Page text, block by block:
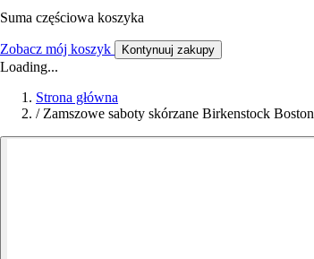
Suma częściowa koszyka
Zobacz mój koszyk Kontynuuj zakupy
Loading...
Strona główna
/ Zamszowe saboty skórzane Birkenstock Boston